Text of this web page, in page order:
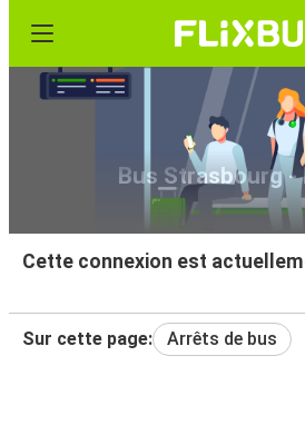
Bus Strasbourg -
Cette connexion est
Sur cette page: Arrêts de bus